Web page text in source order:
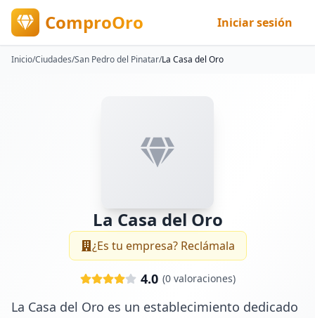
ComproOro Iniciar sesión
Inicio/Ciudades/San Pedro del Pinatar/La Casa del Oro
La Casa del Oro
¿Es tu empresa? Reclámala
4.0 (0valoraciones)
La Casa del Oro es un establecimiento dedicado